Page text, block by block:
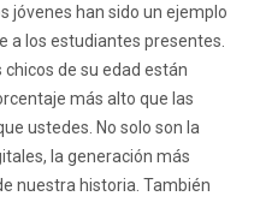
jóvenes han sido un ejemplo
a los estudiantes presentes.
chicos de su edad están
más alto que las
ustedes. No solo son la
la generación más
nuestra historia. También